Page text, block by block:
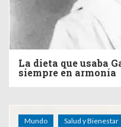
La dieta que usaba
siempre en armonía
Mundo Salud y Bienestar